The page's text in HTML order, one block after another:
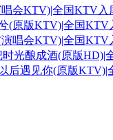
会KTV)|全国KTV入
(原版KTV)|全国KTV
唱会KTV)|全国KTV
时光酿成酒(原版HD)|
后遇见你(原版KTV)|